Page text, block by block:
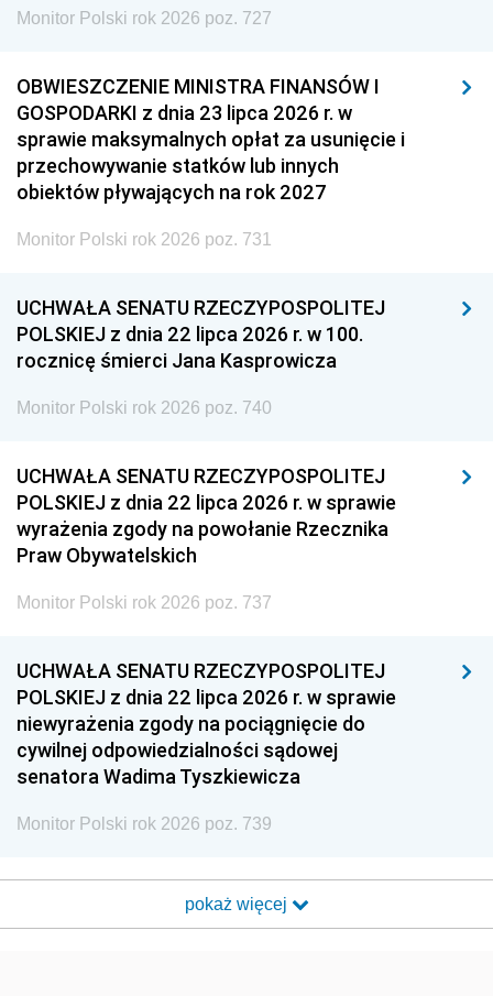
Monitor Polski rok 2026 poz. 727
OBWIESZCZENIE MINISTRA FINANSÓW I
GOSPODARKI z dnia 23 lipca 2026 r. w
sprawie maksymalnych opłat za usunięcie i
przechowywanie statków lub innych
obiektów pływających na rok 2027
Monitor Polski rok 2026 poz. 731
UCHWAŁA SENATU RZECZYPOSPOLITEJ
POLSKIEJ z dnia 22 lipca 2026 r. w 100.
rocznicę śmierci Jana Kasprowicza
Monitor Polski rok 2026 poz. 740
UCHWAŁA SENATU RZECZYPOSPOLITEJ
POLSKIEJ z dnia 22 lipca 2026 r. w sprawie
wyrażenia zgody na powołanie Rzecznika
Praw Obywatelskich
Monitor Polski rok 2026 poz. 737
UCHWAŁA SENATU RZECZYPOSPOLITEJ
POLSKIEJ z dnia 22 lipca 2026 r. w sprawie
niewyrażenia zgody na pociągnięcie do
cywilnej odpowiedzialności sądowej
senatora Wadima Tyszkiewicza
Monitor Polski rok 2026 poz. 739
pokaż więcej